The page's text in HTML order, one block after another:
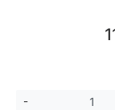
-